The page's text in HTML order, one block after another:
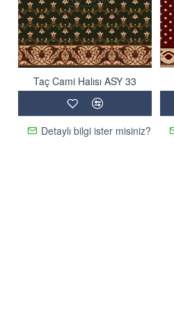
Taç Cami Halısı ASY 33
Detaylı bilgi ister misiniz?